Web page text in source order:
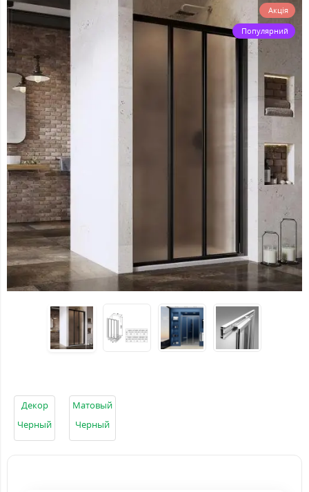
Акція
Популярний
Декор
Черный
Матовый
Черный